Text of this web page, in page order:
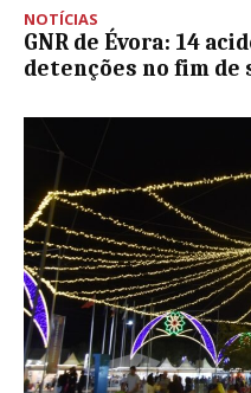
NOTÍCIAS
GNR de Évora: 14
detenções no fim de